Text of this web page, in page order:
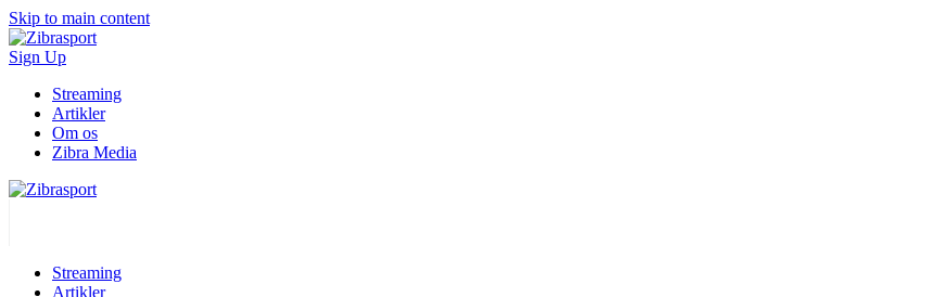
Skip to main content
Sign Up
Streaming
Artikler
Om os
Zibra Media
Streaming
Artikler